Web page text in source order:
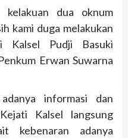
kelakuan dua oknum
kami duga melakukan
Kalsel Pudji Basuki
Erwan Suwarna
informasi dan
Kalsel langsung
kebenaran adanya